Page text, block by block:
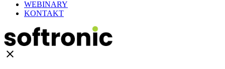
WEBINARY
KONTAKT
clear